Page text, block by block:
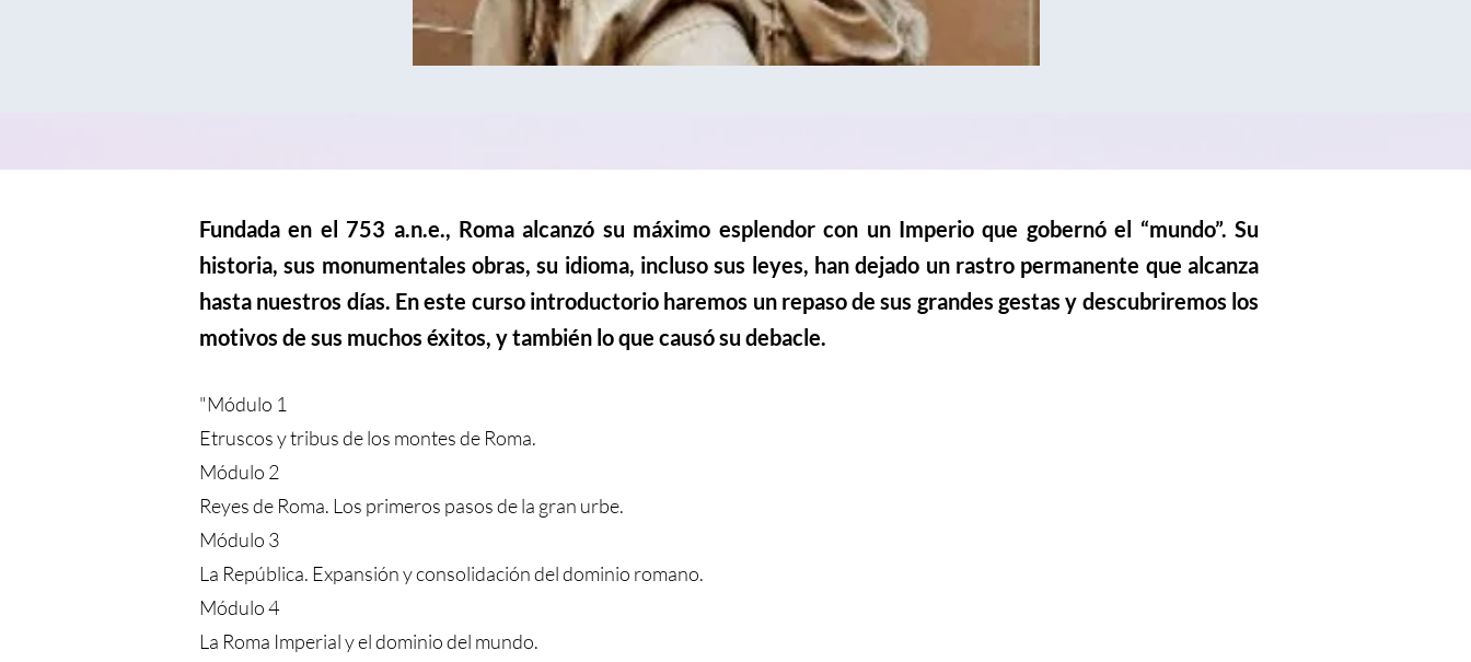
Fundada en el 753 a.n.e., Roma alcanzó su máximo esplendor con un Imperio que gobernó el “mundo”. Su
historia, sus monumentales obras, su idioma, incluso sus leyes, han dejado un rastro permanente que alcanza
hasta nuestros días. En este curso introductorio haremos un repaso de sus grandes gestas y descubriremos los
motivos de sus muchos éxitos, y también lo que causó su debacle.
"Módulo 1
Etruscos y tribus de los montes de Roma.
Módulo 2
Reyes de Roma. Los primeros pasos de la gran urbe.
Módulo 3
La República. Expansión y consolidación del dominio romano.
Módulo 4
La Roma Imperial y el dominio del mundo.